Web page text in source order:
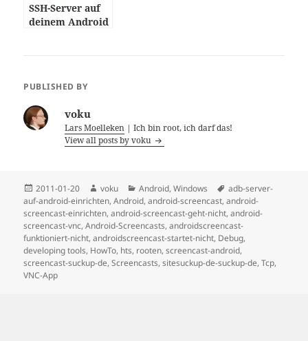
SSH-Server auf
deinem Android
PUBLISHED BY
voku
Lars Moelleken | Ich bin root, ich darf das!
View all posts by voku
Posted
on
2011-01-20 Author
voku Categories
Android,Windows Tags
adb-server-
auf-android-einrichten,Android,android-screencast,android-
screencast-einrichten,android-screencast-geht-nicht,android-
screencast-vnc,Android-Screencasts,androidscreencast-
funktioniert-nicht,androidscreencast-startet-nicht, Debug,
developing tools, HowTo, hts, rooten,screencast-android,
screencast-suckup-de,Screencasts,sitesuckup-de-suckup-de,Tcp,
VNC-App